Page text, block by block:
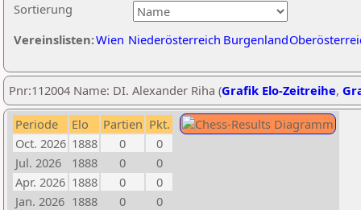
Sortierung
Vereinslisten:Wien Niederösterreich Burgenland
Pnr:112004 Name: DI. Alexander Riha (Grafik Elo-Zeitreihe,
Periode Elo Partien Pkt.
Oct. 2026 1888 0
0
Jul. 2026
1888 0
0
Apr. 2026 1888 0
0
Jan. 2026 1888 0
0